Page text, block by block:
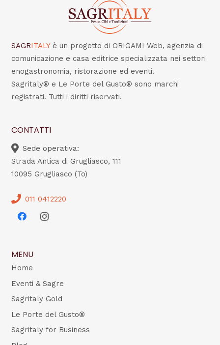
SAGRITALY è un progetto di ORIGAMI Web, agenzia di
comunicazione e casa editrice specializzata nei settori
enogastronomia, ristorazione ed eventi.
Sagritaly® e Le Porte del Gusto® sono marchi
registrati. Tutti i diritti riservati.
CONTATTI
Sede operativa:
Strada Antica di Grugliasco, 111
10095 Grugliasco (To)
011 0412220
MENU
Home
Eventi & Sagre
Sagritaly Gold
Le Porte del Gusto®
Sagritaly for Business